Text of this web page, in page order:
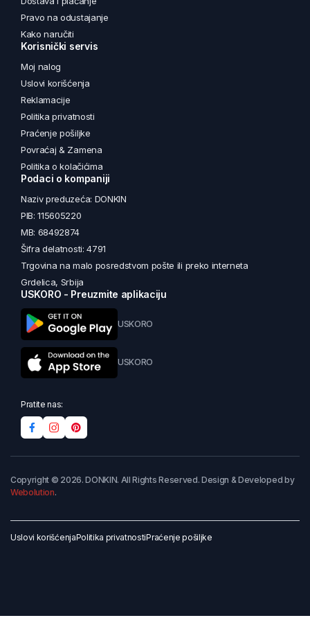
Pravo na odustajanje
Kako naručiti
Korisnički servis
Moj nalog
Uslovi korišćenja
Reklamacije
Politika privatnosti
Praćenje pošiljke
Povraćaj & Zamena
Politika o kolačićima
Podaci o kompaniji
Naziv preduzeća: DONKIN
PIB: 115605220
MB: 68492874
Šifra delatnosti: 4791
Trgovina na malo posredstvom pošte ili preko interneta
Grdelica, Srbija
USKORO - Preuzmite aplikaciju
USKORO
USKORO
Pratite nas:
Copyright © 2026. DONKIN. All Rights Reserved. Design & Developed by
Webolution.
Uslovi korišćenjaPolitika privatnostiPraćenje pošiljke